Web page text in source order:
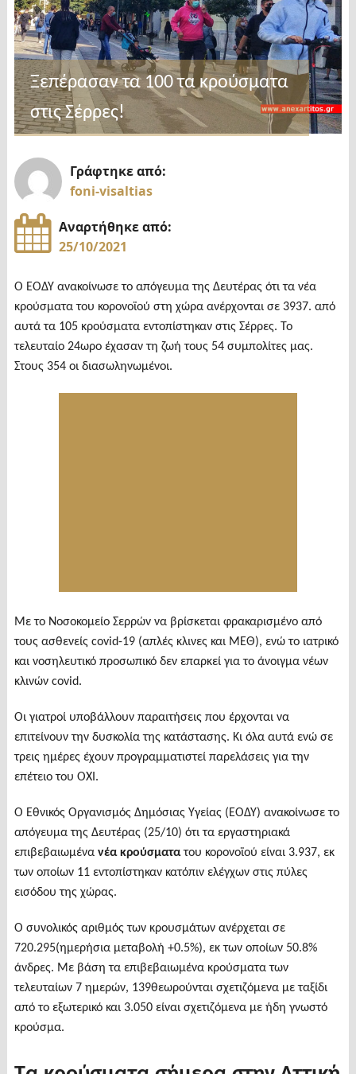
Ξεπέρασαν τα 100 τα κρούσματα
στις Σέρρες!
Γράφτηκε από:
foni-visaltias
Αναρτήθηκε από:
25/10/2021
Ο ΕΟΔΥ ανακοίνωσε το απόγευμα της Δευτέρας ότι τα νέα
κρούσματα του κορονοϊού στη χώρα ανέρχονται σε 3937. από
αυτά τα 105 κρούσματα εντοπίστηκαν στις Σέρρες. Το
τελευταίο 24ωρο έχασαν τη ζωή τους 54 συμπολίτες μας.
Στους 354 οι διασωληνωμένοι.
Με το Νοσοκομείο Σερρών να βρίσκεται φρακαρισμένο από
τους ασθενείς covid-19 (απλές κλινες και ΜΕΘ), ενώ το ιατρικό
και νοσηλευτικό προσωπικό δεν επαρκεί για το άνοιγμα νέων
κλινών covid.
Οι γιατροί υποβάλλουν παραιτήσεις που έρχονται να
επιτείνουν την δυσκολία της κατάστασης. Κι όλα αυτά ενώ σε
τρεις ημέρες έχουν προγραμματιστεί παρελάσεις για την
επέτειο του ΟΧΙ.
Ο Εθνικός Οργανισμός Δημόσιας Υγείας (ΕΟΔΥ) ανακοίνωσε το
απόγευμα της Δευτέρας (25/10) ότι τα εργαστηριακά
επιβεβαιωμένανέα κρούσματατου κορονοϊού είναι 3.937, εκ
των οποίων 11 εντοπίστηκαν κατόπιν ελέγχων στις πύλες
εισόδου της χώρας.
Ο συνολικός αριθμός των κρουσμάτων ανέρχεται σε
720.295(ημερήσια μεταβολή +0.5%), εκ των οποίων 50.8%
άνδρες. Με βάση τα επιβεβαιωμένα κρούσματα των
τελευταίων 7 ημερών, 139θεωρούνται σχετιζόμενα με ταξίδι
από το εξωτερικό και 3.050 είναι σχετιζόμενα με ήδη γνωστό
κρούσμα.